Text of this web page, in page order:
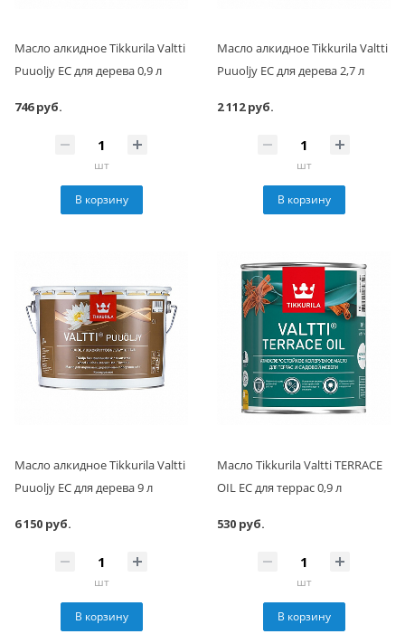
Масло алкидное Tikkurila Valtti
Puuoljy EC для дерева 0,9 л
746 руб.
шт
В корзину
Масло алкидное Tikkurila Valtti
Puuoljy EC для дерева 2,7 л
2 112 руб.
шт
В корзину
Масло алкидное Tikkurila Valtti
Puuoljy EC для дерева 9 л
6 150 руб.
шт
В корзину
Масло Tikkurila Valtti TERRACE
OIL EC для террас 0,9 л
530 руб.
шт
В корзину